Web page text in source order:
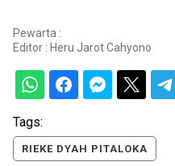
Pewarta :
Editor : Heru Jarot Cahyono
Tags:
RIEKE DYAH PITALOKA